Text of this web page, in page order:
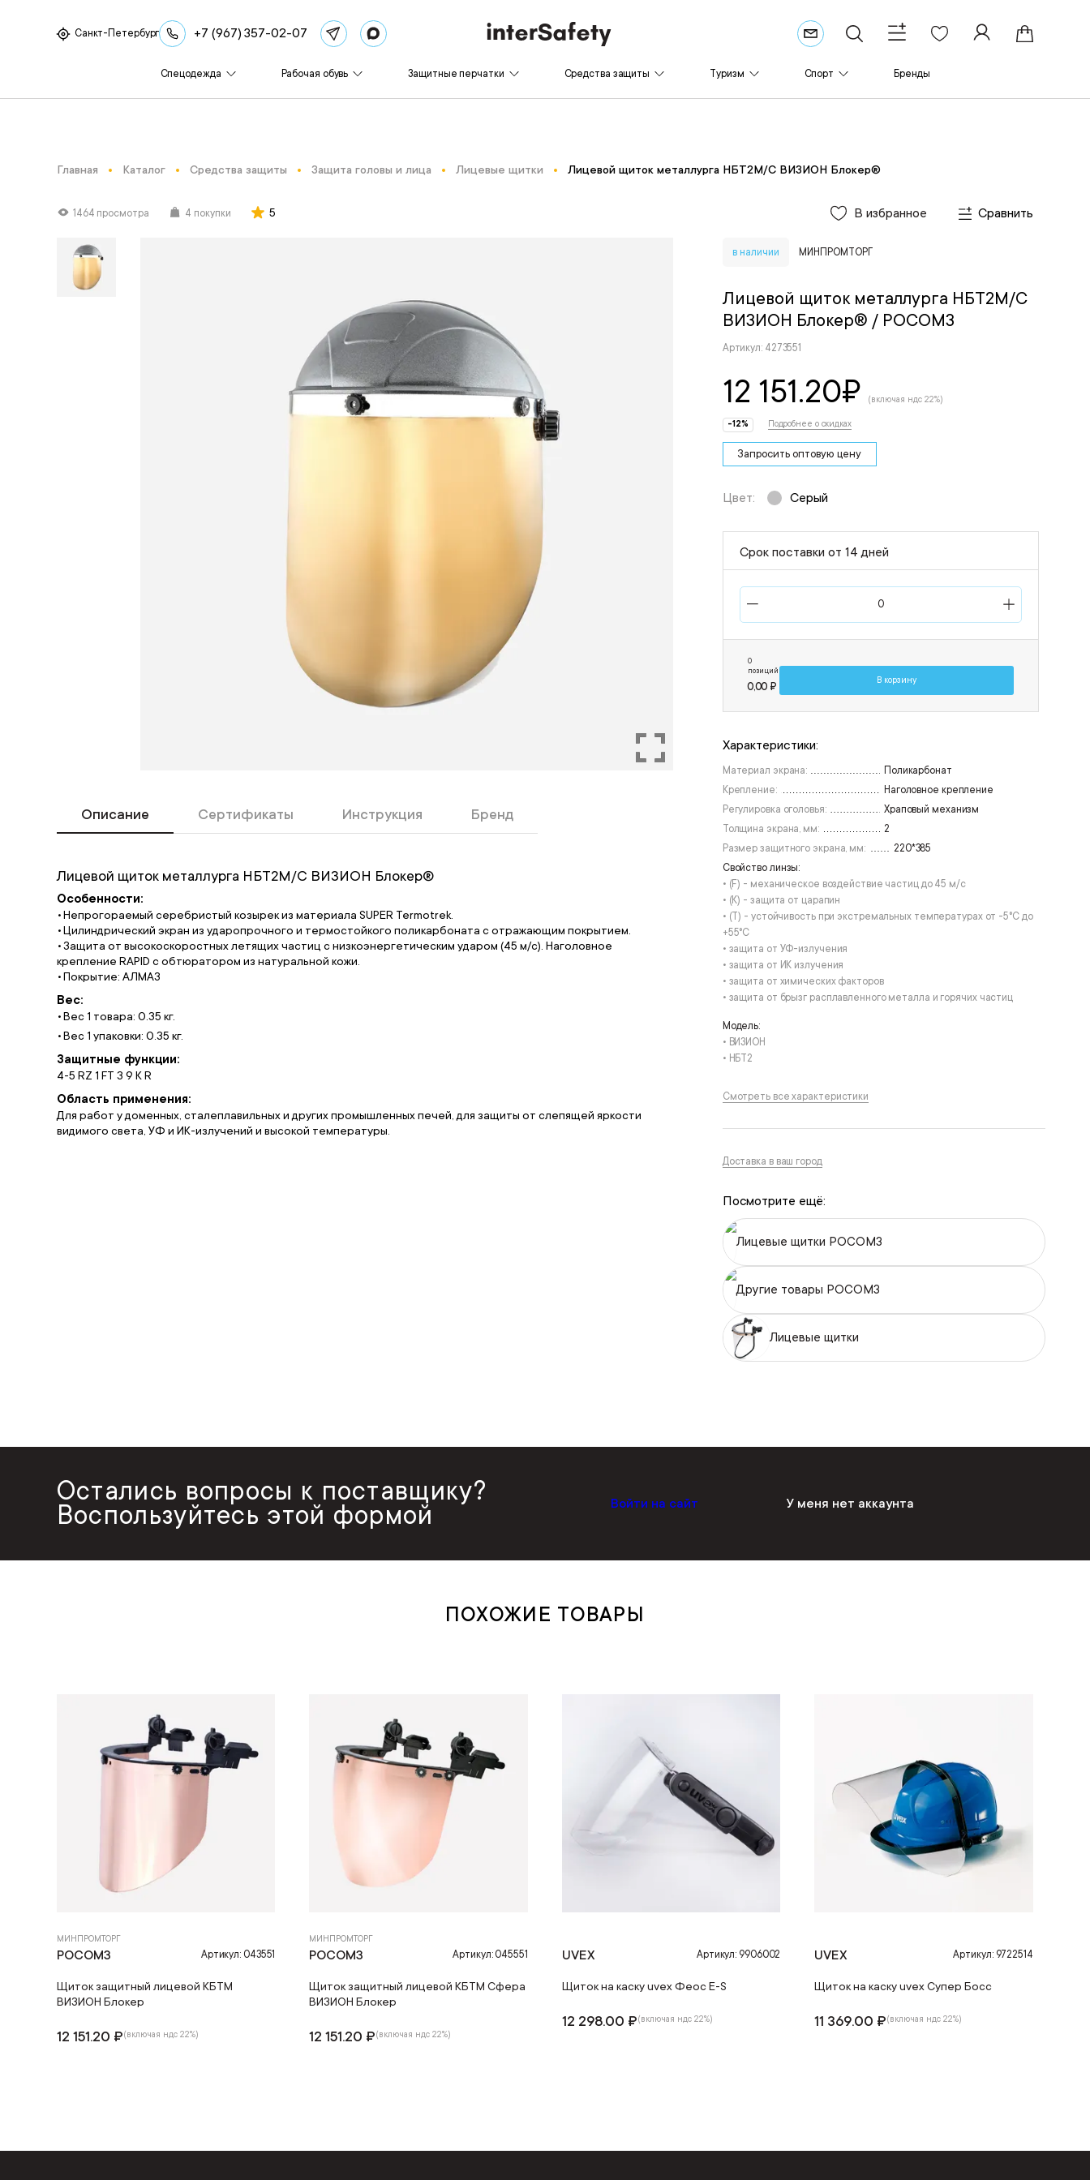
Санкт-Петербург +7 (967) 357-02-07
Спецодежда Рабочая обувь Защитные перчатки Средства защиты Туризм Спорт Бренды
Главная Каталог Средства защиты Защита головы и лица Лицевые щитки Лицевой щиток металлурга НБТ2М/С ВИЗИОН Блокер®
1464 просмотра 4 покупки 5 В избранное Сравнить
Описание Сертификаты Инструкция Бренд
Лицевой щиток металлурга НБТ2М/С ВИЗИОН Блокер®
Особенности:
Непрогораемый серебристый козырек из материала SUPER Termotrek.
Цилиндрический экран из ударопрочного и термостойкого поликарбоната с отражающим покрытием.
Защита от высокоскоростных летящих частиц с низкоэнергетическим ударом (45 м/с). Наголовное
крепление RAPID с обтюратором из натуральной кожи.
Покрытие: АЛМАЗ
Вес:
Вес 1 товара: 0.35 кг.
Вес 1 упаковки: 0.35 кг.
Защитные функции:
4-5 RZ 1 FT 3 9 K R
Область применения:
Для работ у доменных, сталеплавильных и других промышленных печей, для защиты от слепящей яркости
видимого света, УФ и ИК-излучений и высокой температуры.
в наличии МИНПРОМТОРГ
Лицевой щиток металлурга НБТ2М/С
ВИЗИОН Блокер® / РОСОМЗ
Артикул: 4273551
12 151.20₽ (включая ндс 22%)
-12% Подробнее о скидках
Запросить оптовую цену
Цвет: Серый
Срок поставки от 14 дней
0
позиций
0,00 ₽
В корзину
Характеристики:
Материал экрана:
Поликарбонат
Крепление:
Наголовное крепление
Регулировка оголовья:
Храповый механизм
Толщина экрана, мм:
2
Размер защитного экрана, мм:
220*385
Свойство линзы:
• (F) - механическое воздействие частиц до 45 м/с
• (К) - защита от царапин
• (T) - устойчивость при экстремальных температурах от -5°С до
+55°С
• защита от УФ-излучения
• защита от ИК излучения
• защита от химических факторов
• защита от брызг расплавленного металла и горячих частиц
Модель:
• ВИЗИОН
• НБТ2
Смотреть все характеристики
Доставка в ваш город
Посмотрите ещё:
Лицевые щитки РОСОМЗ
Другие товары РОСОМЗ
Лицевые щитки
Остались вопросы к поставщику?
Воспользуйтесь этой формой
Войти на сайт У меня нет аккаунта
ПОХОЖИЕ ТОВАРЫ
МИНПРОМТОРГ
РОСОМЗ Артикул: 043551
Щиток защитный лицевой КБТМ
ВИЗИОН Блокер
12 151.20 ₽(включая ндс 22%)
МИНПРОМТОРГ
РОСОМЗ Артикул: 045551
Щиток защитный лицевой КБТМ Сфера
ВИЗИОН Блокер
12 151.20 ₽(включая ндс 22%)
UVEX Артикул: 9906002
Щиток на каску uvex Феос E-S
12 298.00 ₽(включая ндс 22%)
UVEX Артикул: 9722514
Щиток на каску uvex Супер Босс
11 369.00 ₽(включая ндс 22%)